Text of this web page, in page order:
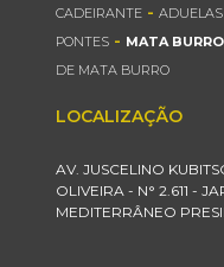
CADEIRANTE -
PONTES - MATA BURRO
DE MATA BURRO
LOCALIZAÇÃO
AV. JUSCELINO
OLIVEIRA - N° 2.611 -
MEDITERRÂNEO